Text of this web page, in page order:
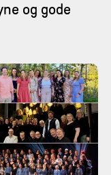
og gode